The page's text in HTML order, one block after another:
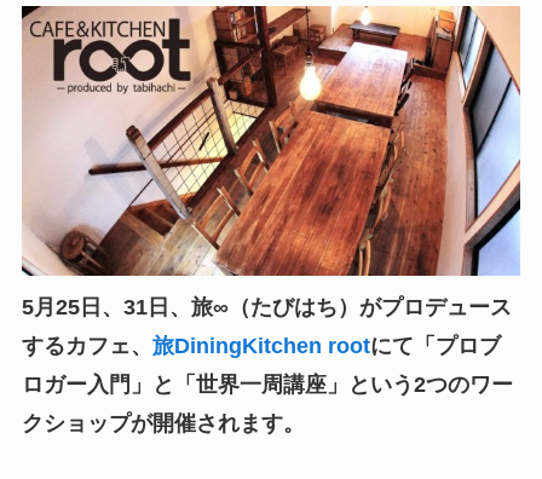
5月25日、31日、旅∞（たびはち）がプロデュース
するカフェ、 旅DiningKitchen rootにて「プロブ
ロガー入門」と「世界一周講座」という2つのワー
クショップが開催されます。